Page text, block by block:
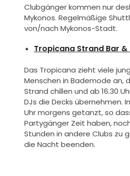
Clubgänger kommen nur
Mykonos. Regelmäßige
von/nach Mykonos-Stadt.
Tropicana Strand Bar
Das Tropicana zieht viele
Menschen in Bademode an,
Strand chillen und ab 16.30
DJs die Decks übernehmen.
Uhr morgens getanzt, so
Partygänger Zeit haben,
Stunden in andere Clubs zu
die Nacht beenden.